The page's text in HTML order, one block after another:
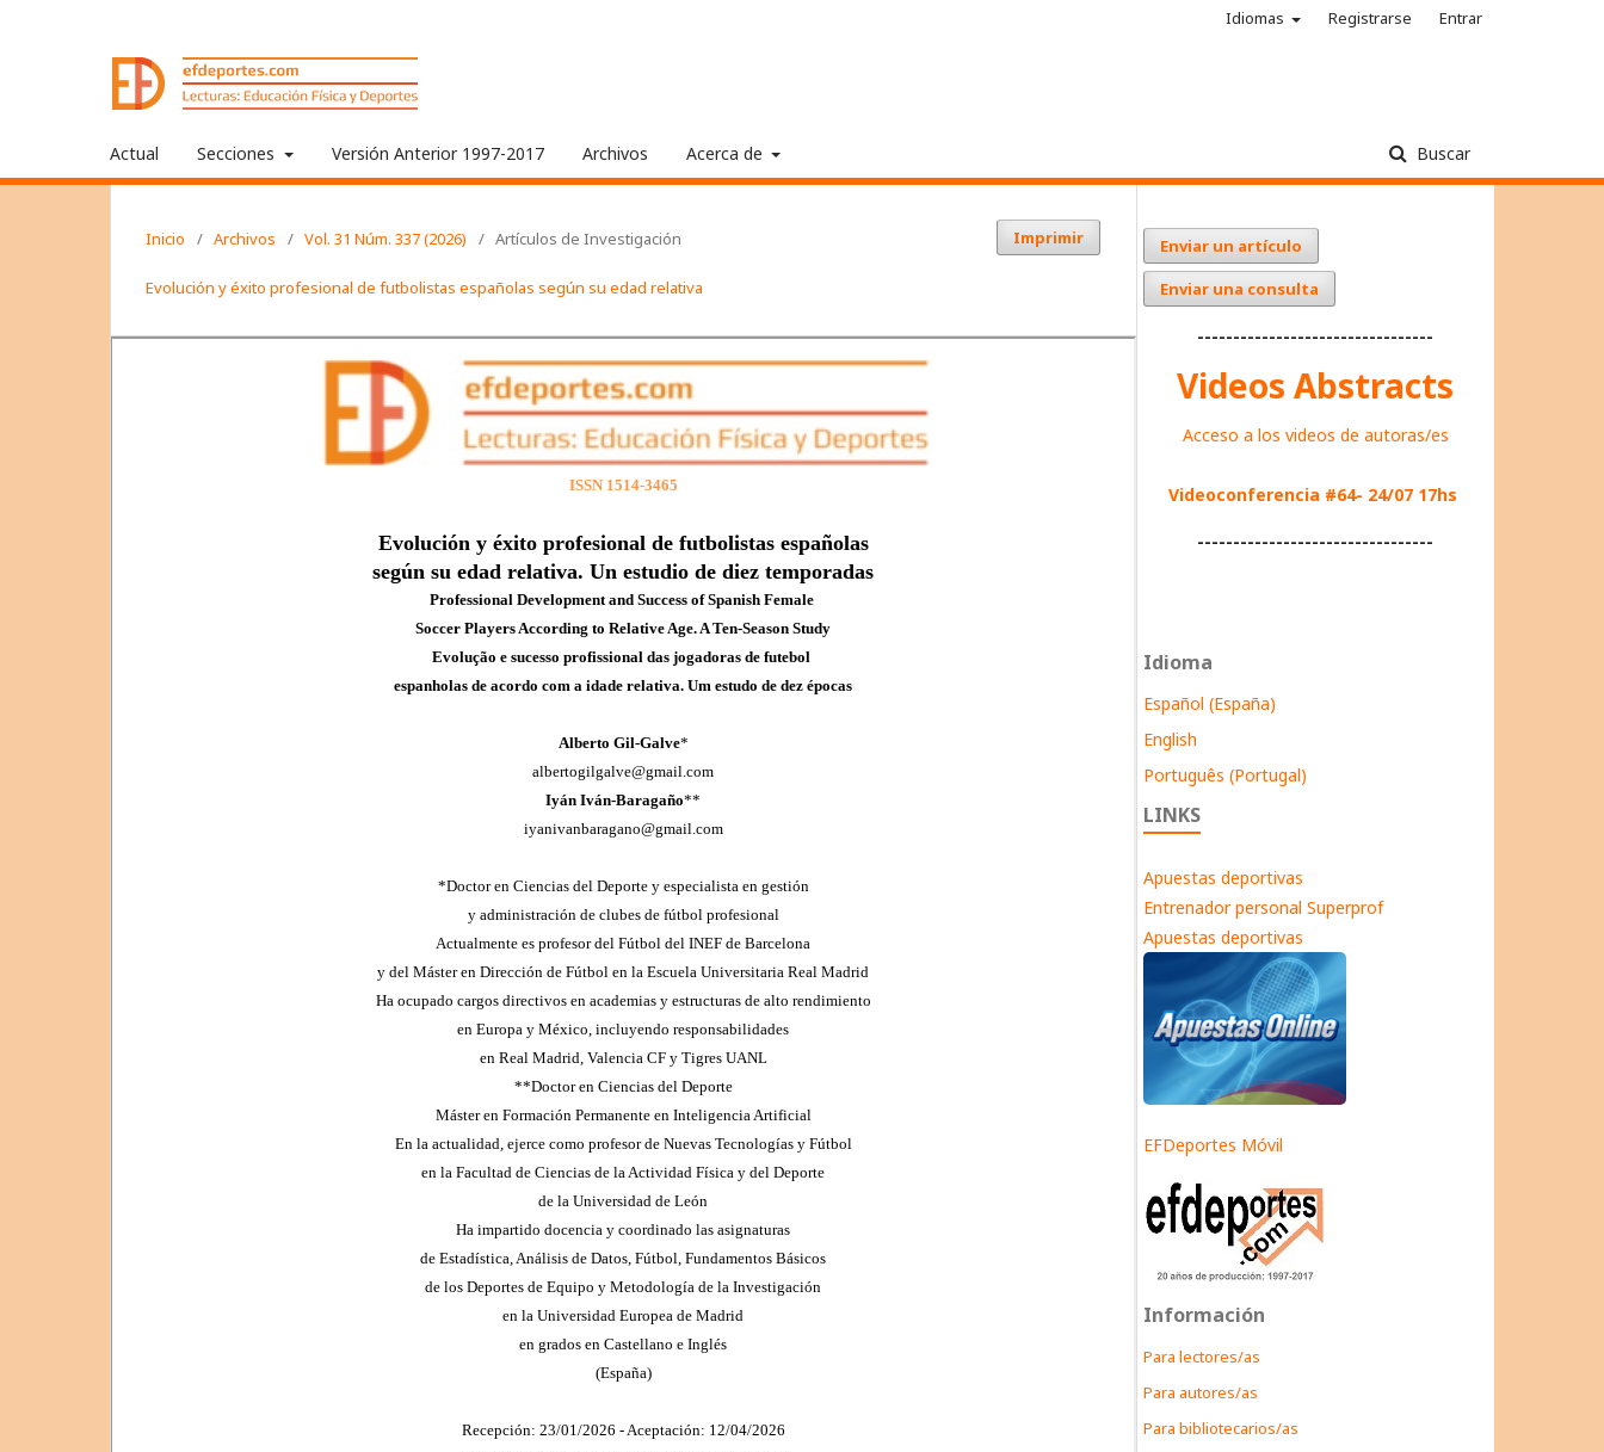
Actual Secciones Versión Anterior 1997-2017 Archivos Acerca de Buscar
Idiomas Registrarse Entrar
Inicio / Archivos / Vol. 31 Núm. 337 (2026) / Artículos de Investigación Imprimir
Evolución y éxito profesional de futbolistas españolas según su edad relativa
Enviar un artículo
Enviar una consulta
---------------------------------
Videos Abstracts
Acceso a los videos de autoras/es
Videoconferencia #64- 24/07 17hs
---------------------------------
Idioma
Español (España)
English
Português (Portugal)
LINKS
Apuestas deportivas
Entrenador personal Superprof
Apuestas deportivas
EFDeportes Móvil
Información
Para lectores/as
Para autores/as
Para bibliotecarios/as